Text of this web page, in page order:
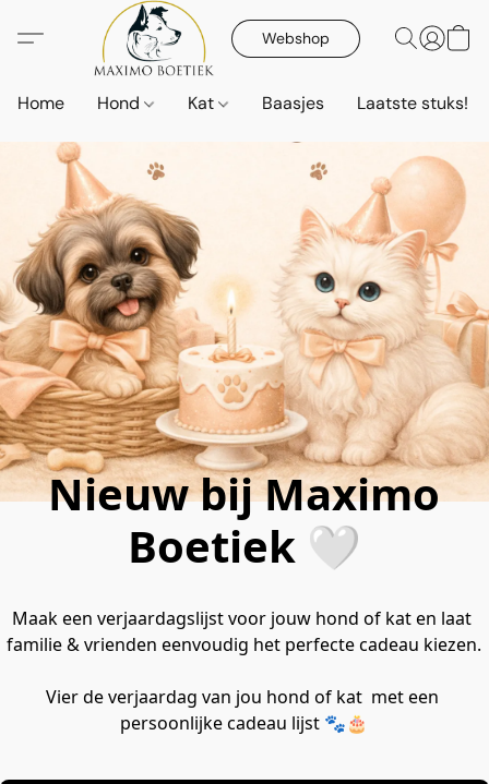
Webshop
Home Hond Kat Baasjes Laatste stuks!
Nieuw bij Maximo
Boetiek 🤍
Maak een verjaardagslijst voor jouw hond of kat en laat
familie & vrienden eenvoudig het perfecte cadeau kiezen.
Vier de verjaardag van jou hond of kat  met een
persoonlijke cadeau lijst 🐾🎂